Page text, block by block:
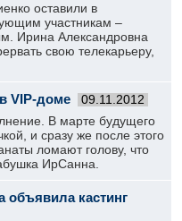
оставили в
участникам –
Ирина Александровна
свою телекарьеру,
VIP-доме 09.11.2012
В марте будущего
и сразу же после этого
ломают голову, что
ИрСанна.
объявила кастинг